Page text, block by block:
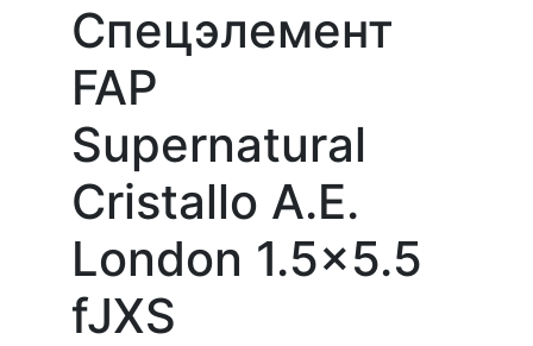
Спецэлемент
FAP
Supernatural
Cristallo A.E.
London 1.5x5.5
fJXS